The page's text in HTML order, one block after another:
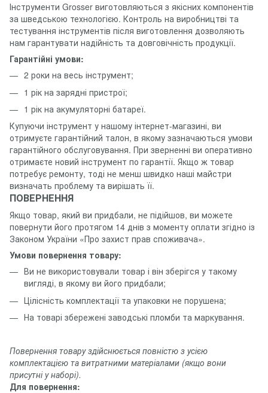
Інструменти Grosser виготовляються з якісних компонентів
за шведською технологією. Контроль на виробництві та
тестування інструментів після виготовлення дозволяють
нам гарантувати надійність та довговічність продукції.
Гарантійні умови:
2 роки на весь інструмент;
1 рік на зарядні пристрої;
1 рік на акумуляторні батареї.
Купуючи інструмент у нашому інтернет-магазині, ви
отримуєте гарантійний талон, в якому зазначаються умови
гарантійного обслуговування. При зверненні ви оперативно
отримаєте новий інструмент по гарантії. Якщо ж товар
потребує ремонту, тоді не менш швидко наші майстри
визначать проблему та вирішать її.
ПОВЕРНЕННЯ
Якщо товар, який ви придбали, не підійшов, ви можете
повернути його протягом 14 днів з моменту оплати згідно із
Законом України «Про захист прав споживача».
Умови повернення товару:
Ви не використовували товар і він зберігся у такому
вигляді, в якому ви його придбали;
Цілісність комплектації та упаковки не порушена;
На товарі збережені заводські пломби та маркування.
Повернення товару здійснюється повністю з усією
комплектацією та витратними матеріалами (якщо вони
присутні у наборі).
Для повернення: